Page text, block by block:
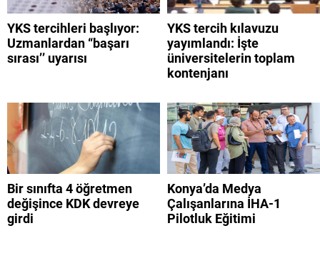
YKS tercihleri başlıyor:
Uzmanlardan “başarı
sırası’’ uyarısı
YKS tercih kılavuzu
yayımlandı: İşte
üniversitelerin toplam
kontenjanı
Bir sınıfta 4 öğretmen
değişince KDK devreye
girdi
Konya’da Medya
Çalışanlarına İHA-1
Pilotluk Eğitimi